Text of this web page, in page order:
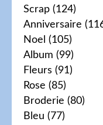
Scrap (124)
Anniversaire
Noel (105)
Album (99)
Fleurs (91)
Rose (85)
Broderie (80)
Bleu (77)